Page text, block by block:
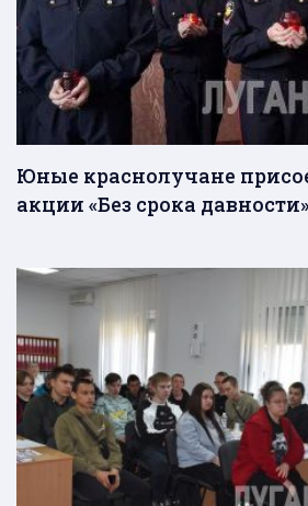
Юные краснолучане
акции «Без срока давности»